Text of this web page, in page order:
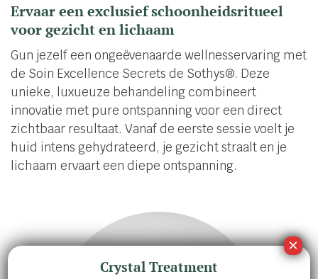
Ervaar een exclusief schoonheidsritueel
voor gezicht en lichaam
Gun jezelf een ongeëvenaarde wellnesservaring met
de Soin Excellence Secrets de Sothys®. Deze
unieke, luxueuze behandeling combineert
innovatie met pure ontspanning voor een direct
zichtbaar resultaat. Vanaf de eerste sessie voelt je
huid intens gehydrateerd, je gezicht straalt en je
lichaam ervaart een diepe ontspanning.
Crystal Treatment